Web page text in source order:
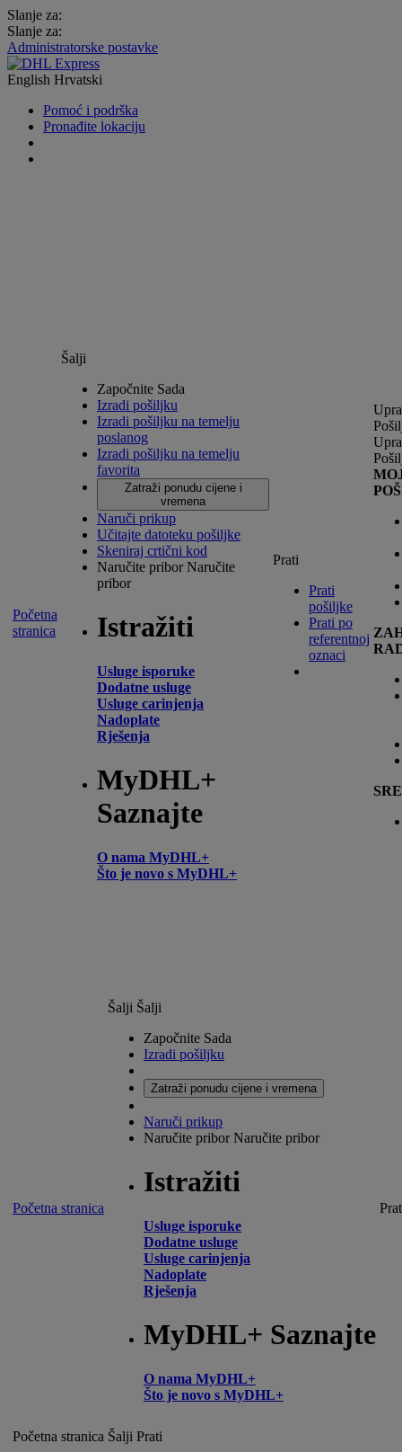
Slanje za:
Slanje za:
Administratorske postavke
English Hrvatski
Pomoć i podrška
Pronađite lokaciju
Početna
stranica
Šalji
Započnite Sada
Izradi pošiljku
Izradi pošiljku na temelju
poslanog
Izradi pošiljku na temelju
favorita
Zatraži ponudu cijene i
vremena
Naruči prikup
Učitajte datoteku pošiljke
Skeniraj crtični kod
Naručite priborNaručite
pribor
Istražiti
Usluge isporuke
Dodatne usluge
Usluge carinjenja
Nadoplate
Rješenja
MyDHL+
Saznajte
O nama MyDHL+
Što je novo s MyDHL+
Prati
Prati
pošiljke
Prati po
referentnoj
oznaci
Početna stranica
Šalji Šalji
Započnite Sada
Izradi pošiljku
Zatraži ponudu cijene i vremena
Naruči prikup
Naručite priborNaručite pribor
Istražiti
Usluge isporuke
Dodatne usluge
Usluge carinjenja
Nadoplate
Rješenja
MyDHL+ Saznajte
O nama MyDHL+
Što je novo s MyDHL+
Početna stranica Šalji Prati